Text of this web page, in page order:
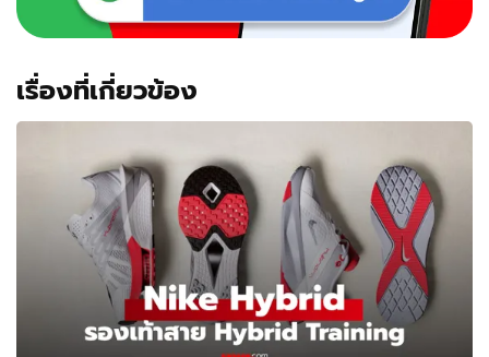
เรื่องที่เกี่ยวข้อง